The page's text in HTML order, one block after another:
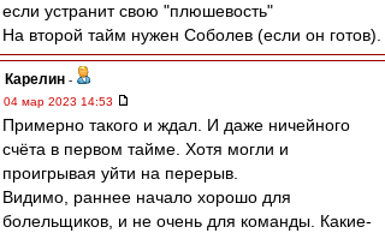
если устранит свою "плюшевость"
На второй тайм нужен Соболев (если он готов).
Карелин -
04 мар 2023 14:53
Примерно такого и ждал. И даже ничейного
счёта в первом тайме. Хотя могли и
проигрывая уйти на перерыв.
Видимо, раннее начало хорошо для
болельщиков, и не очень для команды. Какие-